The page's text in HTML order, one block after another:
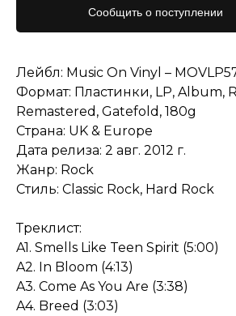
Сообщить о поступлении
Лейбл: Music On Vinyl –
Формат: Пластинки, LP, Album,
Remastered, Gatefold, 180g
Страна: UK & Europe
Дата релиза: 2 авг. 2012 г.
Жанр: Rock
Стиль: Classic Rock, Hard Rock
Треклист:
A1. Smells Like Teen Spirit (5:00)
A2. In Bloom (4:13)
A3. Come As You Are (3:38)
A4. Breed (3:03)